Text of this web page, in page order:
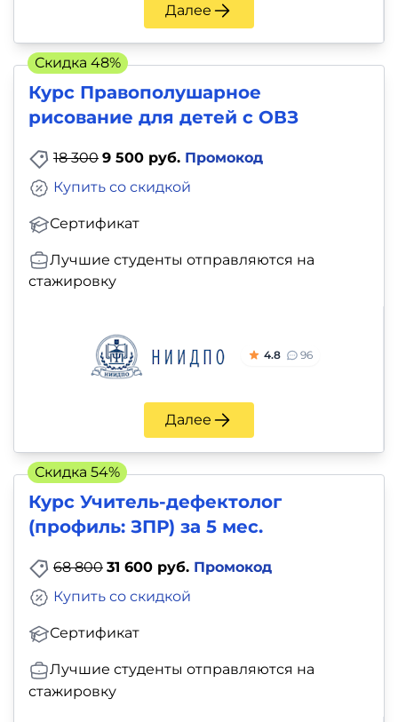
Далее
Курс Правополушарное
рисование для детей с ОВЗ
18 300 9 500 руб. Промокод
Сертификат
Купить со скидкой
Лучшие студенты отправляются на
стажировку
4.8 96
Далее
Скидка 48%
Курс Учитель-дефектолог
(профиль: ЗПР) за 5 мес.
68 800 31 600 руб. Промокод
Сертификат
Купить со скидкой
Лучшие студенты отправляются на
стажировку
Скидка 54%